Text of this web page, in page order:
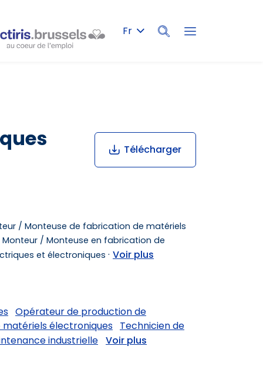
Fr Rechercher
Télécharger
/ Monteuse de fabrication de matériels
Monteur / Monteuse en fabrication de
et électroniques · Voir plus
Opérateur de production de
électroniques Technicien de
industrielle Voir plus